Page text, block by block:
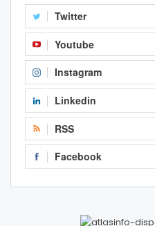
Twitter
Youtube
Instagram
Linkedin
RSS
Facebook